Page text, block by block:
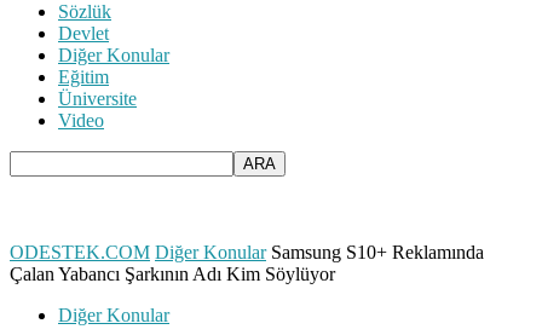
Sözlük
Devlet
Diğer Konular
Eğitim
Üniversite
Video
ODESTEK.COM Diğer Konular Samsung S10+ Reklamında
Çalan Yabancı Şarkının Adı Kim Söylüyor
Diğer Konular